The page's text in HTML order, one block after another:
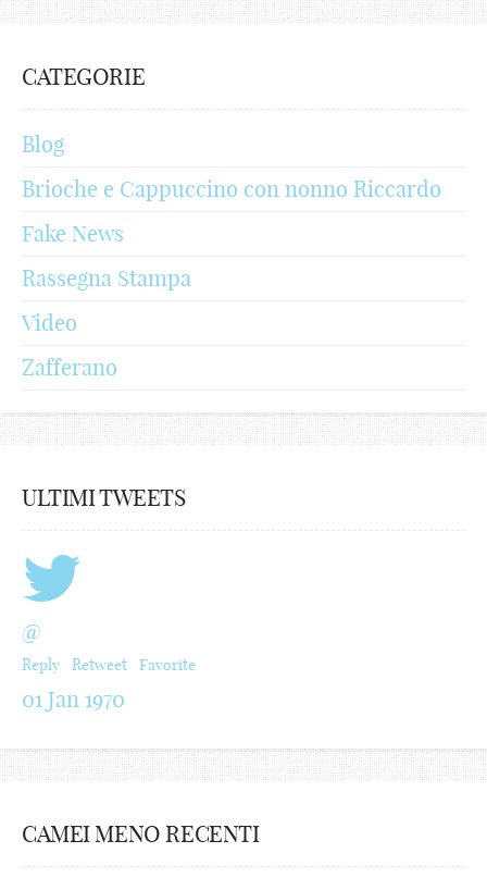
CATEGORIE
Blog
Brioche e Cappuccino con nonno Riccardo
Fake News
Rassegna Stampa
Video
Zafferano
ULTIMI TWEETS
@
Reply Retweet Favorite
01 Jan 1970
CAMEI MENO RECENTI